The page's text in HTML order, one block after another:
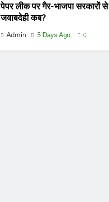
पेपर लीक पर गैर-भाजपा सरकारों से
जवाबदेही कब?
Admin 5 Days Ago 0